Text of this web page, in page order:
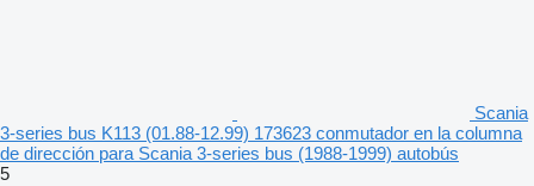
Scania
3-series bus K113 (01.88-12.99) 173623 conmutador en la columna
de dirección para Scania 3-series bus (1988-1999) autobús
5